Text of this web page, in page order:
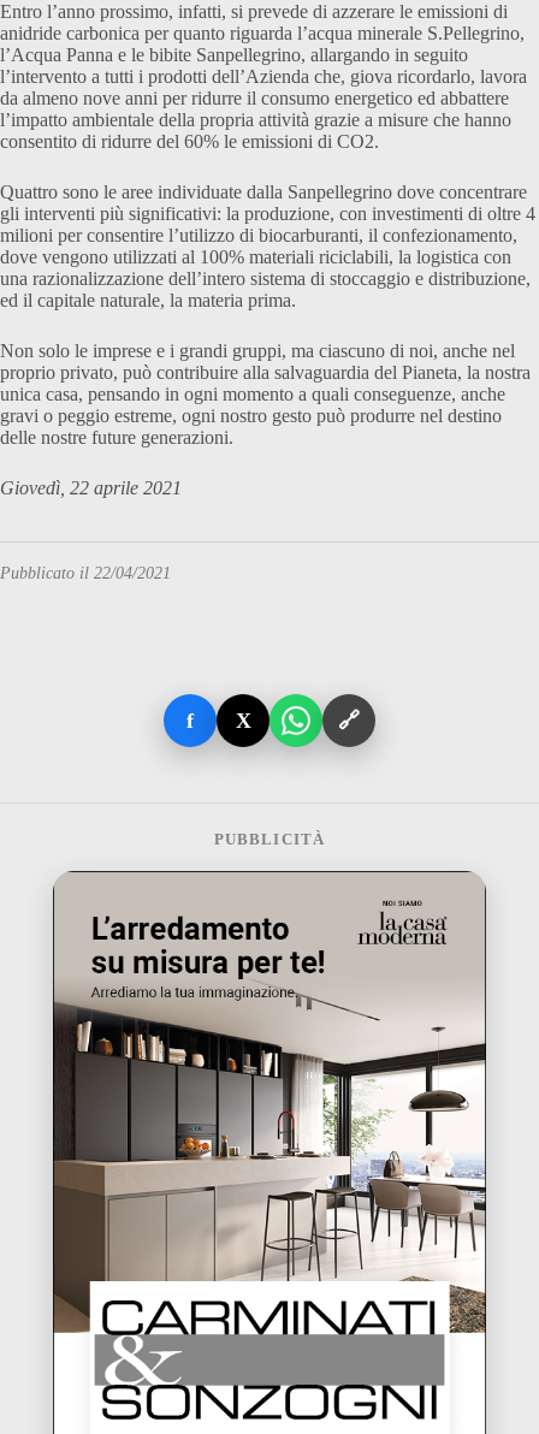
Entro l’anno prossimo, infatti, si prevede di azzerare le emissioni di
anidride carbonica per quanto riguarda l’acqua minerale S.Pellegrino,
l’Acqua Panna e le bibite Sanpellegrino, allargando in seguito
l’intervento a tutti i prodotti dell’Azienda che, giova ricordarlo, lavora
da almeno nove anni per ridurre il consumo energetico ed abbattere
l’impatto ambientale della propria attività grazie a misure che hanno
consentito di ridurre del 60% le emissioni di CO2.
Quattro sono le aree individuate dalla Sanpellegrino dove concentrare
gli interventi più significativi: la produzione, con investimenti di oltre 4
milioni per consentire l’utilizzo di biocarburanti, il confezionamento,
dove vengono utilizzati al 100% materiali riciclabili, la logistica con
una razionalizzazione dell’intero sistema di stoccaggio e distribuzione,
ed il capitale naturale, la materia prima.
Non solo le imprese e i grandi gruppi, ma ciascuno di noi, anche nel
proprio privato, può contribuire alla salvaguardia del Pianeta, la nostra
unica casa, pensando in ogni momento a quali conseguenze, anche
gravi o peggio estreme, ogni nostro gesto può produrre nel destino
delle nostre future generazioni.
Giovedì, 22 aprile 2021
Pubblicato il 22/04/2021
f X 🔗
PUBBLICITÀ